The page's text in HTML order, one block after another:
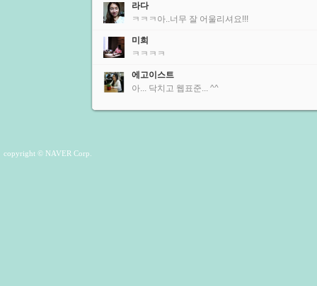
라다
ㅋㅋㅋ아..너무 잘 어울리셔요!!!
미희
ㅋㅋㅋㅋ
에고이스트
아... 닥치고 웹표준... ^^
copyright © NAVER Corp.